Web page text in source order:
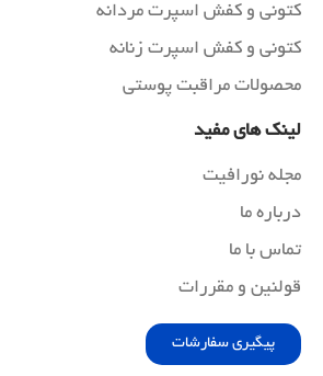
کتونی و کفش اسپرت مردانه
کتونی و کفش اسپرت زنانه
محصولات مراقبت پوستی
لینک های مفید
مجله نورافیت
درباره ما
تماس با ما
قولنین و مقررات
پیگیری سفارشات